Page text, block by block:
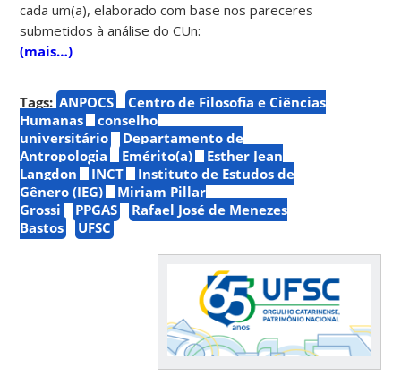
cada um(a), elaborado com base nos pareceres
submetidos à análise do CUn:
(mais…)
Tags: ANPOCS
Centro de Filosofia e Ciências
Humanas
conselho
universitário
Departamento de
Antropologia
Emérito(a)
Esther Jean
Langdon
INCT
Instituto de Estudos de
Gênero (IEG)
Miriam Pillar
Grossi
PPGAS
Rafael José de Menezes
Bastos
UFSC